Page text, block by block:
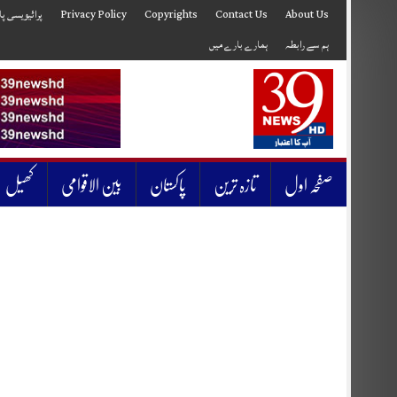
to
About Us
Contact Us
Copyrights
Privacy Policy پرائیویسی
ہم سے رابطہ
ہمارے بارے میں
صفحہ اول تازہ ترین پاکستان بین الاقوامی کھیل